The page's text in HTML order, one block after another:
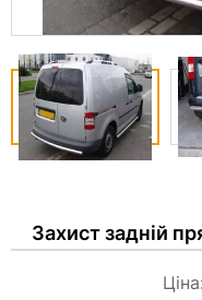
Захист задній